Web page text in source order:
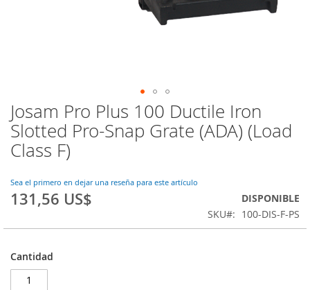
Saltar
al
comienzo
de
galería
de
imágenes
Josam Pro Plus 100 Ductile Iron
Slotted Pro-Snap Grate (ADA) (Load
Class F)
Sea el primero en dejar una reseña para este artículo
131,56 US$
DISPONIBLE
SKU
100-DIS-F-PS
Cantidad